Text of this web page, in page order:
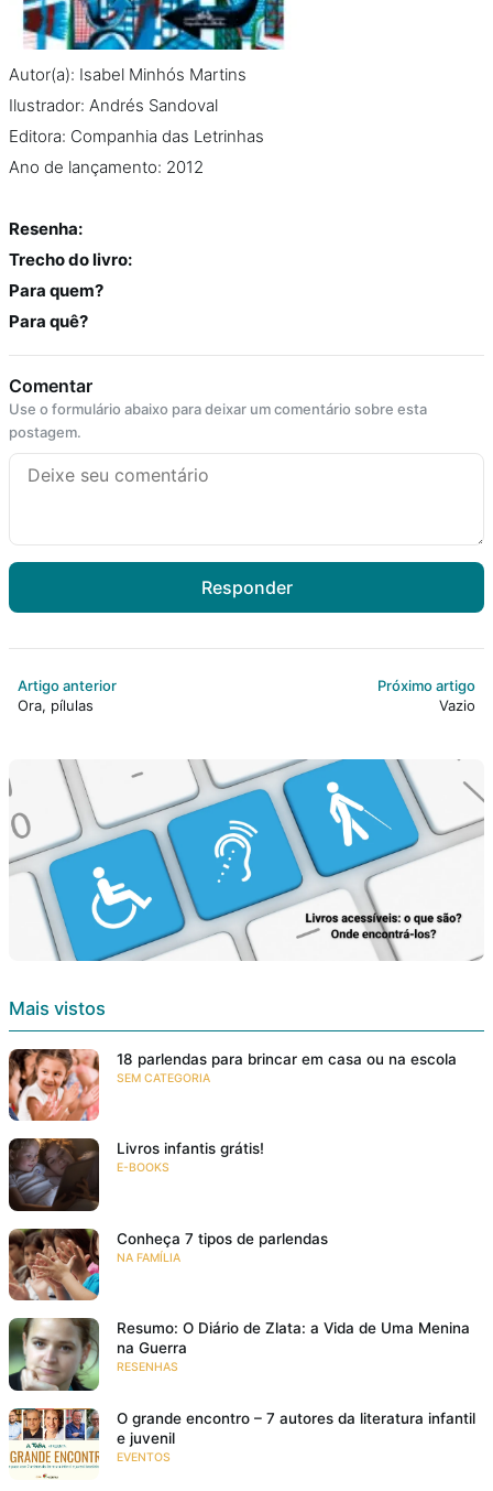
Autor(a): Isabel Minhós Martins
Ilustrador: Andrés Sandoval
Editora: Companhia das Letrinhas
Ano de lançamento: 2012
Resenha:
Trecho do livro:
Para quem?
Para quê?
Comentar
Use o formulário abaixo para deixar um comentário sobre esta
postagem.
Responder
Artigo anterior
Ora, pílulas
Próximo artigo
Vazio
Mais vistos
18 parlendas para brincar em casa ou na escola
SEM CATEGORIA
Livros infantis grátis!
E-BOOKS
Conheça 7 tipos de parlendas
NA FAMÍLIA
Resumo: O Diário de Zlata: a Vida de Uma Menina
na Guerra
RESENHAS
O grande encontro – 7 autores da literatura infantil
e juvenil
EVENTOS